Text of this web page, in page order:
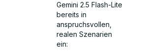
Gemini 2.5 Flash-Lite
bereits in
anspruchsvollen,
realen Szenarien
ein: